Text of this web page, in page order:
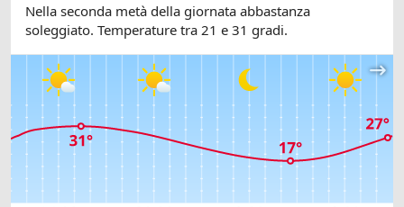
Nella seconda metà della giornata abbastanza
soleggiato. Temperature tra 21 e 31 gradi.